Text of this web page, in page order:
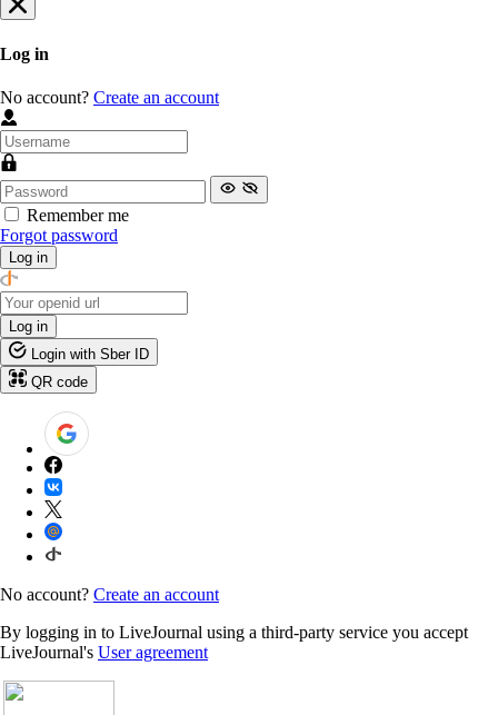
Log in
No account? Create an account
Remember me
Forgot password
Log in
Log in
Login with Sber ID
QR code
No account? Create an account
By logging in to LiveJournal using a third-party service you accept
LiveJournal's User agreement